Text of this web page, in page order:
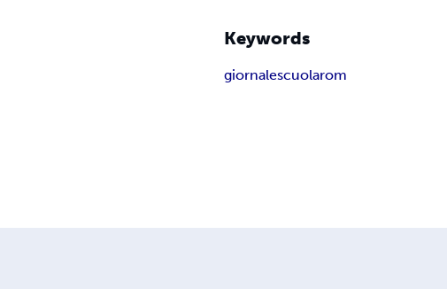
Keywords
giornalescuolarom